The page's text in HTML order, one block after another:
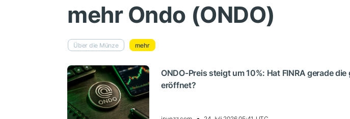
mehr Ondo (ONDO)
Über die Münze mehr
ONDO-Preis steigt um 10%: Hat FINRA gerade die
eröffnet?